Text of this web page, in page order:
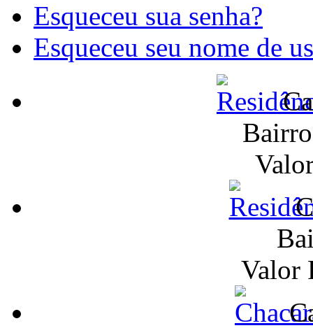
Esqueceu sua senha?
Esqueceu seu nome de
Valor